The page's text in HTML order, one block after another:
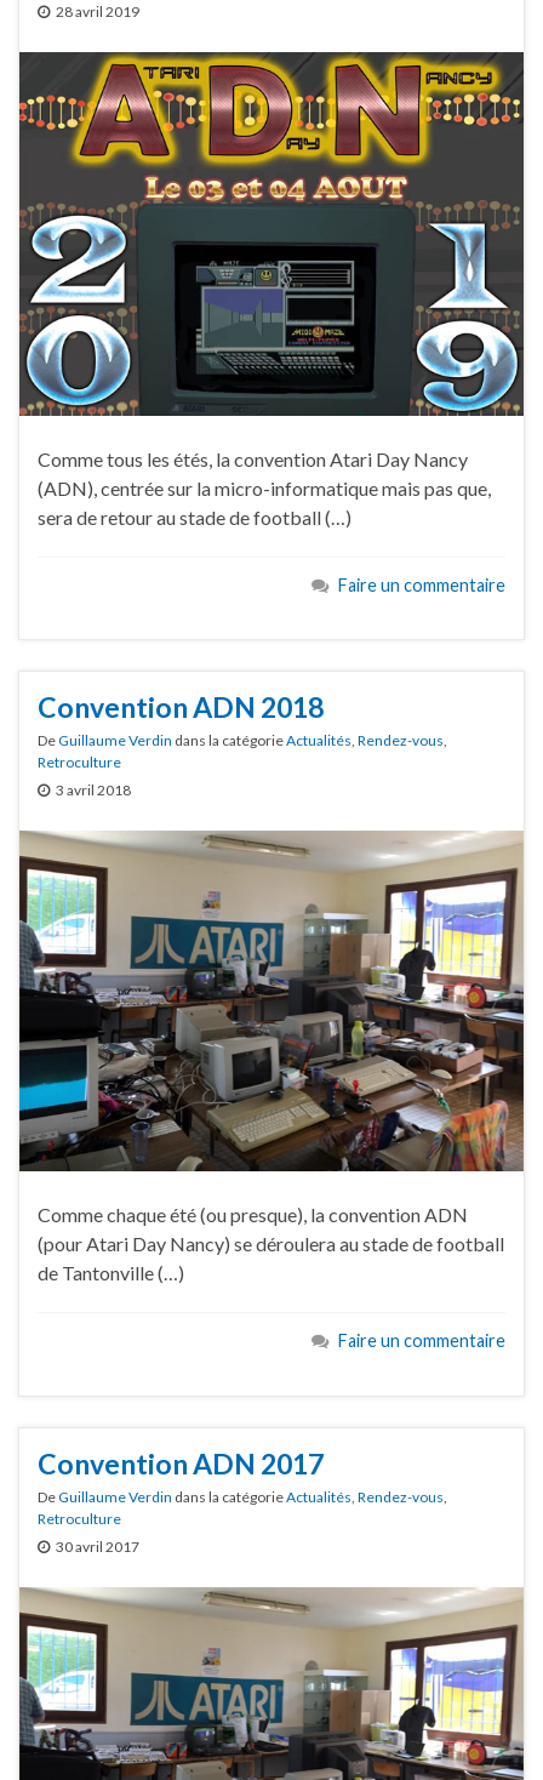
28 avril 2019
Comme tous les étés, la convention Atari Day Nancy
(ADN), centrée sur la micro-informatique mais pas que,
sera de retour au stade de football (…)
Faire un commentaire
Convention ADN 2018
DeGuillaume Verdin dans la catégorieActualités, Rendez-vous,
Retroculture
3 avril 2018
Comme chaque été (ou presque), la convention ADN
(pour Atari Day Nancy) se déroulera au stade de football
de Tantonville (…)
Faire un commentaire
Convention ADN 2017
DeGuillaume Verdin dans la catégorieActualités Rendez-vous
Retroculture
30 avril 2017